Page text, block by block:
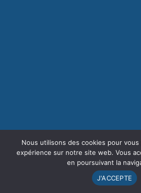
Nous utilisons des cookies pour vous
expérience sur notre site web. Vous
en poursuivant la
J'ACCEPTE